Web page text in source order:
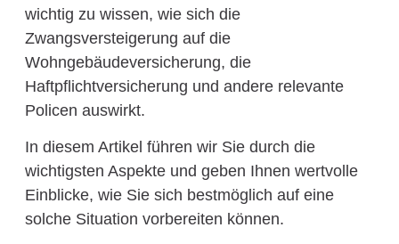
wichtig zu wissen, wie sich die
Zwangsversteigerung auf die
Wohngebäudeversicherung, die
Haftpflichtversicherung und andere relevante
Policen auswirkt.
In diesem Artikel führen wir Sie durch die
wichtigsten Aspekte und geben Ihnen wertvolle
Einblicke, wie Sie sich bestmöglich auf eine
solche Situation vorbereiten können.